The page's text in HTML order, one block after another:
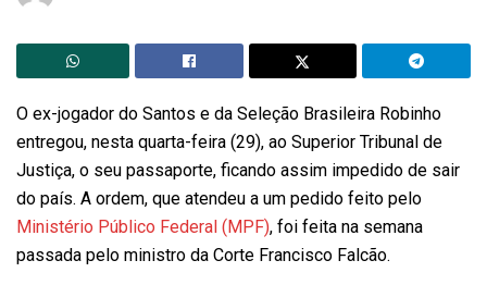
O ex-jogador do Santos e da Seleção Brasileira Robinho
entregou, nesta quarta-feira (29), ao Superior Tribunal de
Justiça, o seu passaporte, ficando assim impedido de sair
do país. A ordem, que atendeu a um pedido feito pelo
Ministério Público Federal (MPF), foi feita na semana
passada pelo ministro da Corte Francisco Falcão.